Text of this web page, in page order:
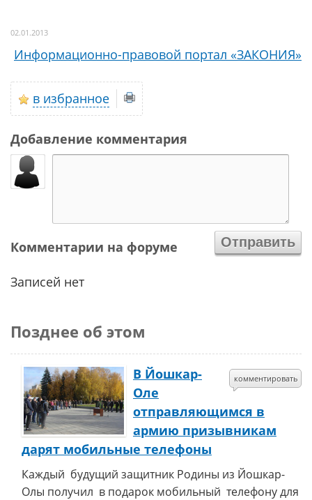
02.01.2013
Информационно-правовой портал «ЗАКОНИЯ»
в избранное
Добавление комментария
Комментарии на форуме
Записей нет
Позднее об этом
комментировать
В Йошкар-
Оле
отправляющимся в
армию призывникам
дарят мобильные телефоны
Каждый будущий защитник Родины из Йошкар-
Олы получил в подарок мобильный телефону для